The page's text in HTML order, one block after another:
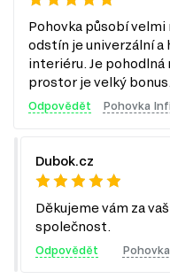
vyrobena, využívá
tkaniny vůči olejům,
hedvábný povrch, je
barev a odstínů.
Také velur je odolný
jej prát, pro jeho čištění
Pohovka působí
odstín je univerzální a
interiéru. Je pohodlná
prostor je velký bonus.
Odpovědět
Dubok.cz
Děkujeme vám za
společnost.
Odpovědět